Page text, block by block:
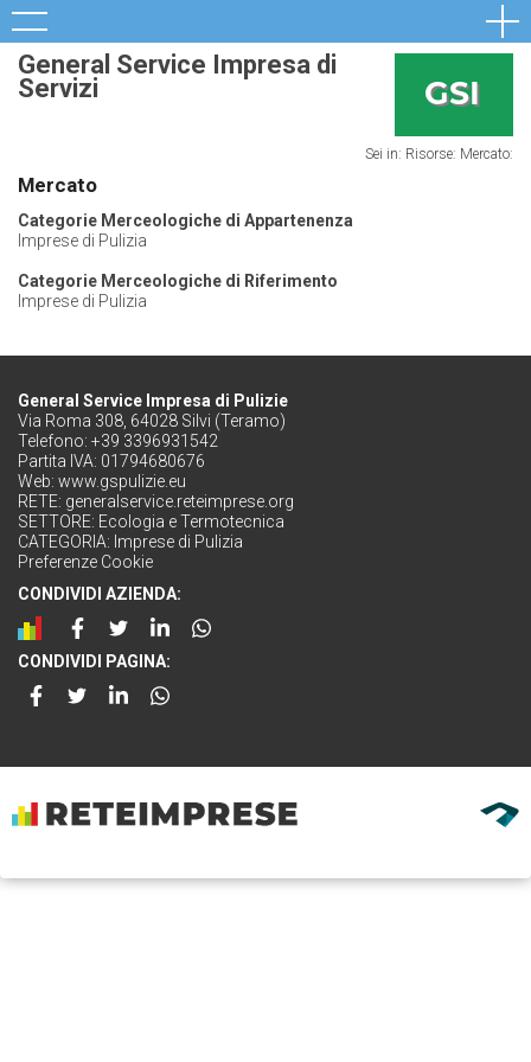
General Service Impresa di
Servizi
Sei in: Risorse: Mercato:
Mercato
Categorie Merceologiche di Appartenenza
Imprese di Pulizia
Categorie Merceologiche di Riferimento
Imprese di Pulizia
General Service Impresa di Pulizie
Via Roma 308, 64028 Silvi (Teramo)
Telefono: +39 3396931542
Partita IVA: 01794680676
Web: www.gspulizie.eu
RETE: generalservice.reteimprese.org
SETTORE: Ecologia e Termotecnica
CATEGORIA: Imprese di Pulizia
Preferenze Cookie
CONDIVIDI AZIENDA:
CONDIVIDI PAGINA: